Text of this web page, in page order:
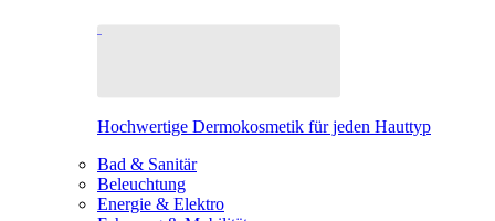
Hochwertige Dermokosmetik für jeden Hauttyp
Bad & Sanitär
Beleuchtung
Energie & Elektro